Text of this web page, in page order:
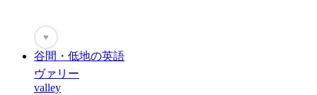
♥
谷間・低地の英語
ヴァリー
valley